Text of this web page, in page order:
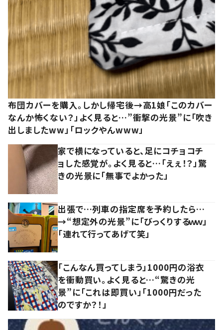
布団カバーを購入。しかし帰宅後→高1娘「このカバー
なんか怖くない？」よく見ると…”衝撃の光景”に「吹き
出しましたww」「ロックやんwww」
家で横になっていると、足にコチョコチ
ョした感覚が。よく見ると…「えぇ！？」驚
きの光景に「無事でよかった」
出張で…列車の指定席を予約したら…
→“想定外の光景”に「びっくりするｗｗ」
「連れて行ってあげて笑」
「こんなん買ってしまう」1000円の浴衣
を衝動買い。よく見ると…“驚きの光
景”に「これは即買い」「1000円だった
のですか？！」